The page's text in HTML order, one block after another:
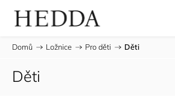
Domů / Ložnice / Pro děti / Děti
Děti